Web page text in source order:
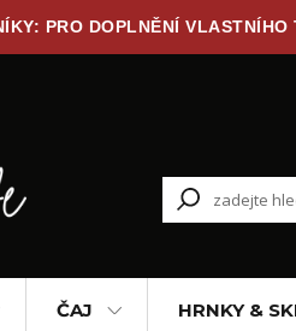
PRO DOPLNĚNÍ
ČAJ HRNKY &